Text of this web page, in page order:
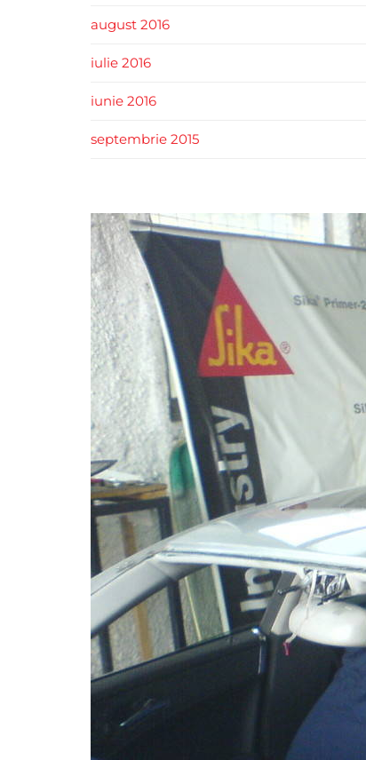
august 2016
iulie 2016
iunie 2016
septembrie 2015